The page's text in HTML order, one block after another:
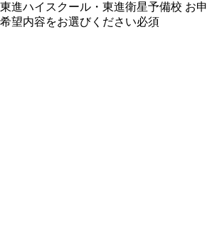
東進ハイスクール・東進衛星予備校 お
希望内容をお選びください必須